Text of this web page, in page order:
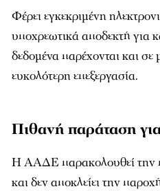
Φέρει εγκεκριμένη
υποχρεωτικά αποδεκτή για
δεδομένα παρέχονται και
ευκολότερη επεξεργασία.
Πιθανή παράταση για
Η ΑΑΔΕ παρακολουθεί την
και δεν αποκλείει την